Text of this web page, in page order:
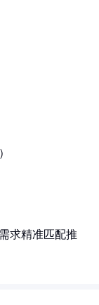
求精准匹配推